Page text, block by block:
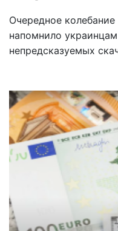
Очередное
напомнило
непредсказуемых